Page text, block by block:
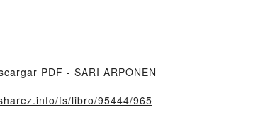
PDF - SARI ARPONEN
fs/libro/95444/965